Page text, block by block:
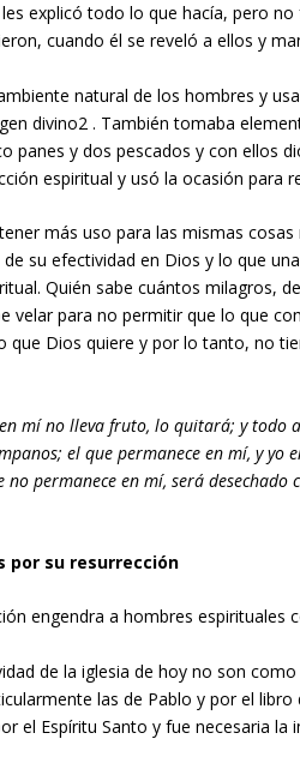
les explicó todo lo que hacía, pero
cuando él se reveló a ellos y
natural de los hombres y
divino2 . También tomaba
panes y dos pescados y con ellos
espiritual y usó la ocasión para
más uso para las mismas
su efectividad en Dios y lo que
Quién sabe cuántos milagros,
velar para no permitir que lo que
que Dios quiere y por lo tanto, no
mí no lleva fruto, lo quitará; y
el que permanece en mí, y
no permanece en mí, será
por su resurrección
engendra a hombres
de la iglesia de hoy no son
las de Pablo y por el
el Espíritu Santo y fue necesaria